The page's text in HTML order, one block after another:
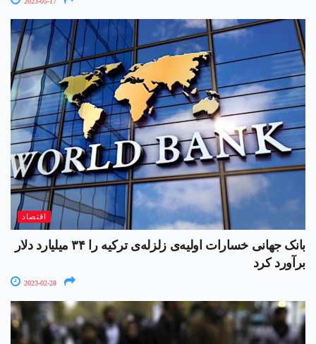
اقتصاد
بانک جهانی خسارات اولیه‌ی زلزله‌ی ترکیه را ۳۴ میلیارد دلار
برآورد کرد
2023-02-28